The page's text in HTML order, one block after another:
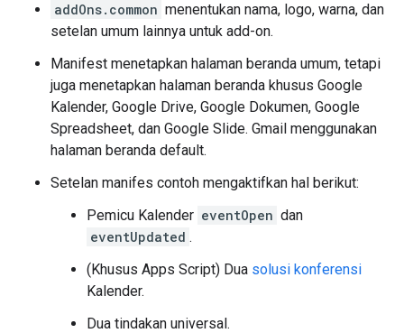
addOns.common menentukan nama, logo, warna, dan
setelan umum lainnya untuk add-on.
Manifest menetapkan halaman beranda umum, tetapi
juga menetapkan halaman beranda khusus Google
Kalender, Google Drive, Google Dokumen, Google
Spreadsheet, dan Google Slide. Gmail menggunakan
halaman beranda default.
Setelan manifes contoh mengaktifkan hal berikut:
Pemicu Kalender eventOpen dan
eventUpdated .
(Khusus Apps Script) Dua solusi konferensi
Kalender.
Dua tindakan universal.